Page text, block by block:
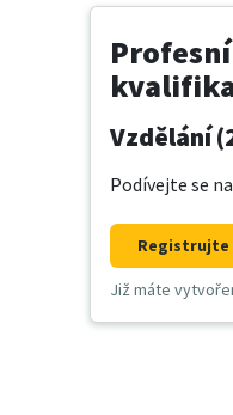
Vzdělání
Podívejte se
Registrujte
Již máte